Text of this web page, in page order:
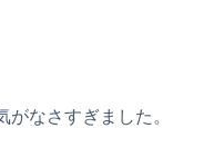
なさすぎました。